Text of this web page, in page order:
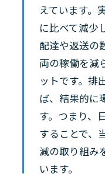
えています。
に比べて減少
配達や返送の
両の稼働を減
ットです。排
ば、結果的に
す。つまり、
することで、
減の取り組み
います。